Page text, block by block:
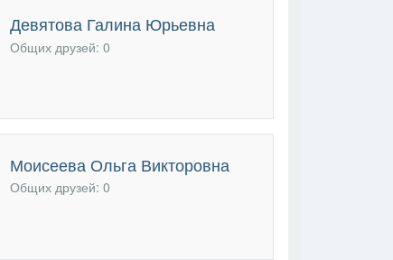
Девятова Галина Юрьевна
Общих друзей: 0
Моисеева Ольга Викторовна
Общих друзей: 0